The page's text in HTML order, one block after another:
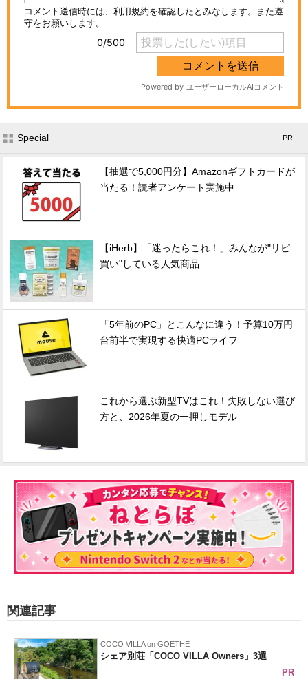
Special - PR -
【抽選で5,000円分】Amazonギフトカードが
当たる！読者アンケート実施中
【iHerb】「迷ったらこれ！」みんなが"リピ
買い"している人気商品
「5年前のPC」とこんなに違う！予算10万円
台前半で実現する快適PCライフ
これから選ぶ新型TVはこれ！失敗しない選び
方と、2026年夏の一押しモデル
関連記事
COCO VILLA on GOETHE
シェア別荘「COCO VILLA Owners」3選
PR